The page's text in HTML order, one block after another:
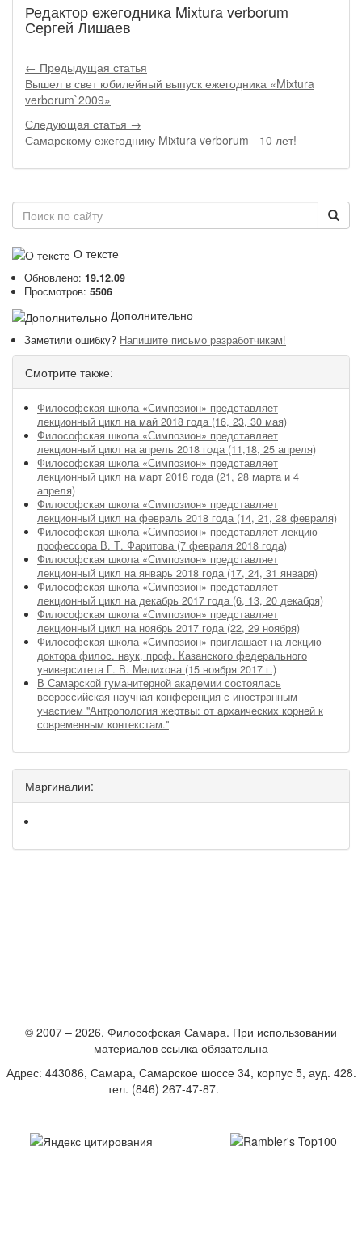
Редактор ежегодника Mixtura verborum
Сергей Лишаев
← Предыдущая статья
Вышел в свет юбилейный выпуск ежегодника «Mixtura
verborum`2009»
Следующая статья →
Самарскому ежегоднику Mixtura verborum - 10 лет!
О тексте
Обновлено: 19.12.09
Просмотров: 5506
Дополнительно
Заметили ошибку? Напишите письмо разработчикам!
Смотрите также:
Философская школа «Симпозион» представляет
лекционный цикл на май 2018 года (16, 23, 30 мая)
Философская школа «Симпозион» представляет
лекционный цикл на апрель 2018 года (11,18, 25 апреля)
Философская школа «Симпозион» представляет
лекционный цикл на март 2018 года (21, 28 марта и 4
апреля)
Философская школа «Симпозион» представляет
лекционный цикл на февраль 2018 года (14, 21, 28 февраля)
Философская школа «Симпозион» представляет лекцию
профессора В. Т. Фаритова (7 февраля 2018 года)
Философская школа «Симпозион» представляет
лекционный цикл на январь 2018 года (17, 24, 31 января)
Философская школа «Симпозион» представляет
лекционный цикл на декабрь 2017 года (6, 13, 20 декабря)
Философская школа «Симпозион» представляет
лекционный цикл на ноябрь 2017 года (22, 29 ноября)
Философская школа «Симпозион» приглашает на лекцию
доктора филос. наук, проф. Казанского федерального
университета Г. В. Мелихова (15 ноября 2017 г.)
В Самарской гуманитерной академии состоялась
всероссийская научная конференция с иностранным
участием "Антропология жертвы: от архаических корней к
современным контекстам."
Маргиналии:
© 2007 – 2026. Философская Самара. При использовании
материалов ссылка обязательна
Адрес: 443086, Самара, Самарское шоссе 34, корпус 5, ауд. 428.
тел. (846) 267-47-87.